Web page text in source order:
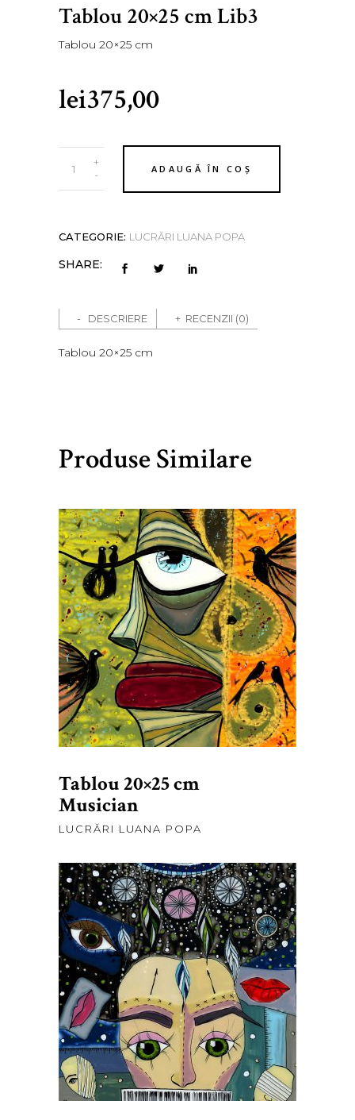
Tablou 20×25 cm Lib3
Tablou 20×25 cm
lei375,00
20x25
quantity
-
+ ADAUGĂ ÎN COȘ
CATEGORIE: LUCRĂRI LUANA POPA
SHARE:
DESCRIERE RECENZII (0)
Tablou 20×25 cm
Produse Similare
lei375,00
ADAUGĂ ÎN COȘ
Tablou 20×25 cm
Musician
LUCRĂRI LUANA POPA
lei500,00
ADAUGĂ ÎN COȘ